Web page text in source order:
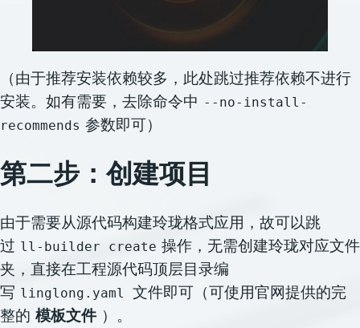
（由于推荐安装依赖较多，此处跳过推荐依赖不进行
安装。如有需要，去除命令中 --no-install-
recommends 参数即可）
第二步：创建项目
由于需要从源代码构建玲珑格式应用，故可以跳
过 ll-builder create 操作，无需创建玲珑对应文件
夹，直接在工程源代码顶层目录编
写 linglong.yaml 文件即可（可使用官网提供的完
整的 模板文件 ）。